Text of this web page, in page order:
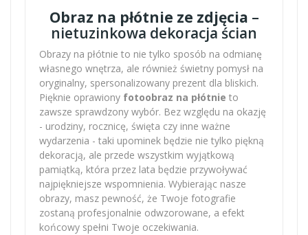
Obraz na płótnie ze zdjęcia –
nietuzinkowa dekoracja ścian
Obrazy na płótnie to nie tylko sposób na odmianę
własnego wnętrza, ale również świetny pomysł na
oryginalny, spersonalizowany prezent dla bliskich.
Pięknie oprawiony fotoobraz na płótnie to
zawsze sprawdzony wybór. Bez względu na okazję
- urodziny, rocznicę, święta czy inne ważne
wydarzenia - taki upominek będzie nie tylko piękną
dekoracją, ale przede wszystkim wyjątkową
pamiątką, która przez lata będzie przywoływać
najpiękniejsze wspomnienia. Wybierając nasze
obrazy, masz pewność, że Twoje fotografie
zostaną profesjonalnie odwzorowane, a efekt
końcowy spełni Twoje oczekiwania.